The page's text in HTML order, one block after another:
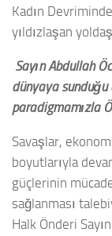
Kadın
yıldızlaşan
Sayın Abdullah
dünyaya sunduğu
paradigmamızla
Savaşlar,
boyutlarıyla
güçlerinin
sağlanması
Halk Önderi